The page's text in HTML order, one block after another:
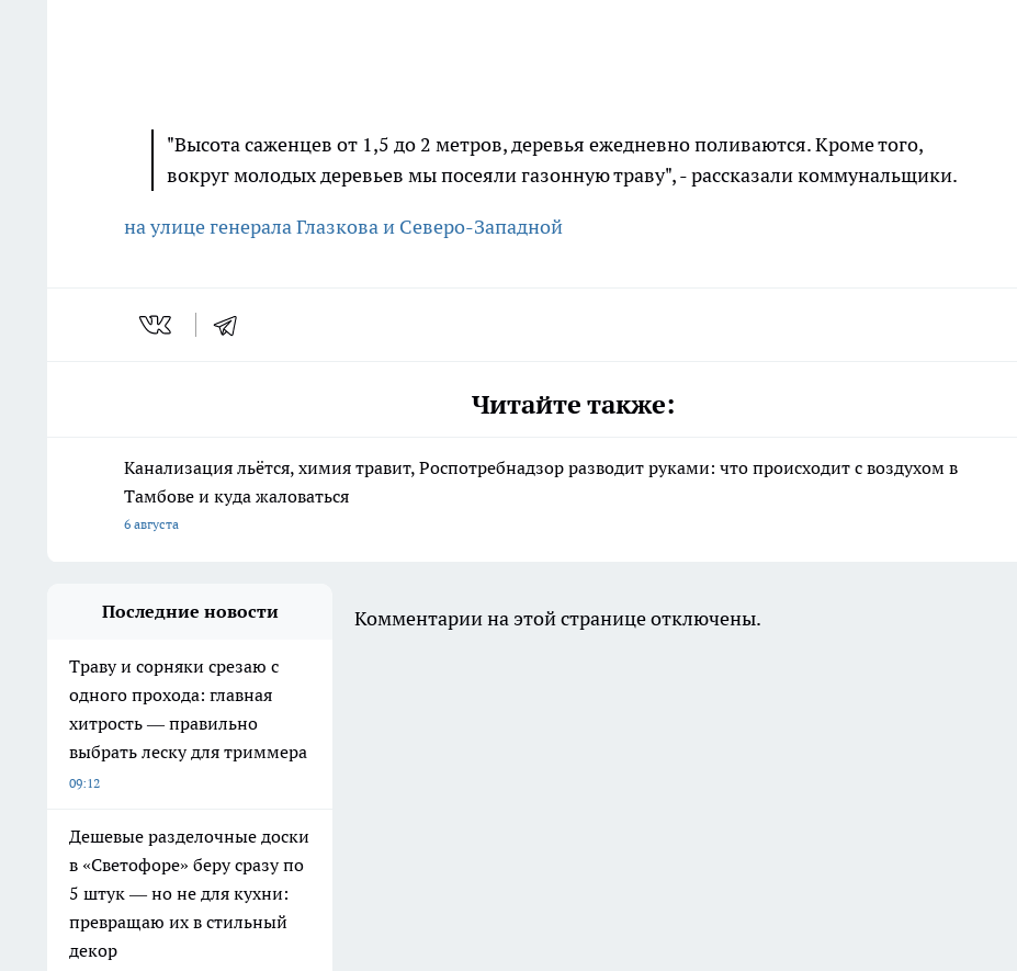
"Высота саженцев от 1,5 до 2 метров, деревья ежедневно поливаются. Кроме того,
вокруг молодых деревьев мы посеяли газонную траву", - рассказали коммунальщики.
на улице генерала Глазкова и Северо-Западной
Читайте также:
Канализация льётся, химия травит, Роспотребнадзор разводит руками: что происходит с воздухом в
Тамбове и куда жаловаться
6 августа
Последние новости
Траву и сорняки срезаю с
одного прохода: главная
хитрость — правильно
выбрать леску для триммера
09:12
Дешевые разделочные доски
в «Светофоре» беру сразу по
5 штук — но не для кухни:
превращаю их в стильный
декор
Комментарии на этой странице отключены.